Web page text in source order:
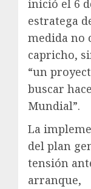
inició el 6
estratega
medida no
capricho,
“un
buscar
Mundial”.
La
del plan
tensión
arranque,